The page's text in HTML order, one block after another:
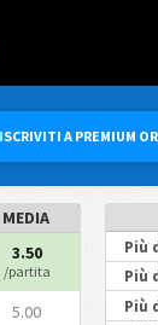
ISCRIVITI A PREMIUM
MEDIA
3.50
/partita
5.00
Più
Più
Più